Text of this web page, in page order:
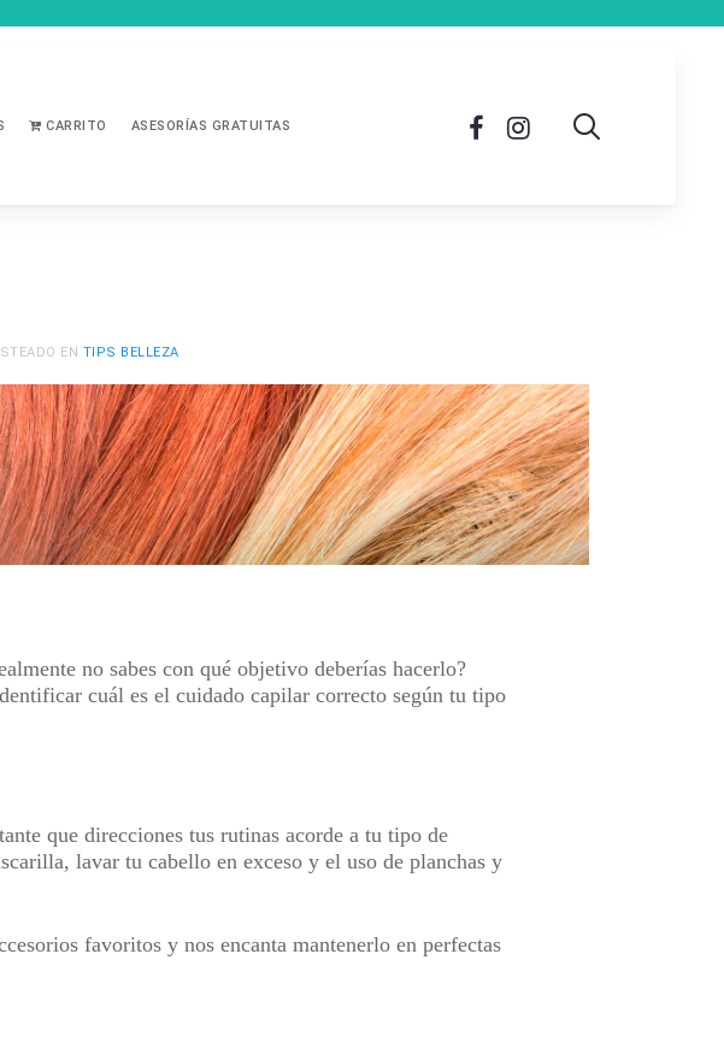
CARRITO ASESORÍAS GRATUITAS
EN TIPS BELLEZA
no sabes con qué objetivo deberías hacerlo?
cuál es el cuidado capilar correcto según tu tipo
que direcciones tus rutinas acorde a tu tipo de
lavar tu cabello en exceso y el uso de planchas y
favoritos y nos encanta mantenerlo en perfectas